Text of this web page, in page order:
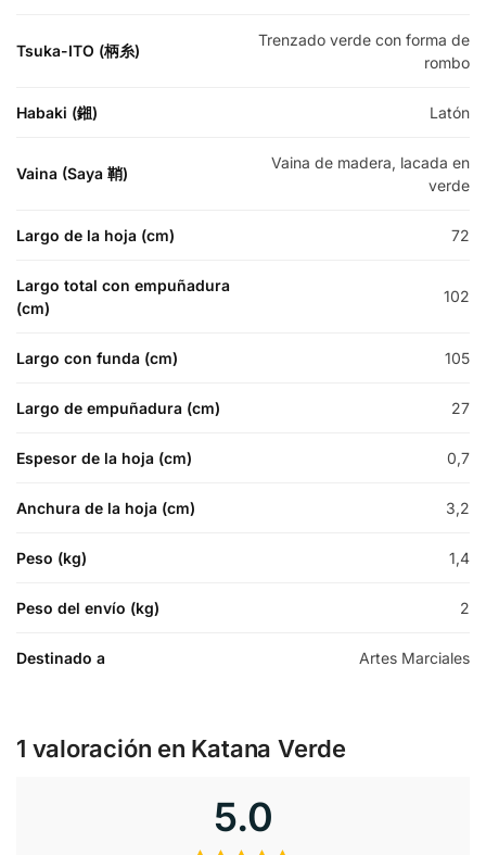
Tsuka-ITO (柄糸)
Trenzado verde con forma de
rombo
Habaki (鎺) Latón
Vaina (Saya 鞘)
Vaina de madera, lacada en
verde
Largo de la hoja (cm) 72
Largo total con empuñadura
(cm)
102
Largo con funda (cm) 105
Largo de empuñadura (cm) 27
Espesor de la hoja (cm) 0,7
Anchura de la hoja (cm) 3,2
Peso (kg) 1,4
Peso del envío (kg) 2
Destinado a Artes Marciales
1 valoración en Katana Verde
5.0